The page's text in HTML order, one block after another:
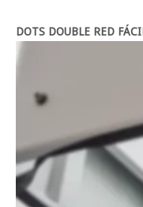
DOTS DOUBLE RED